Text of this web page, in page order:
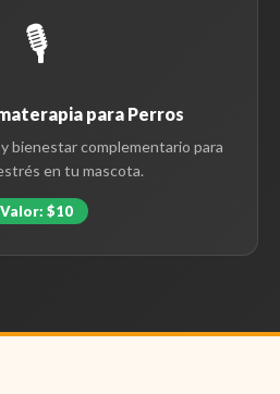
🎙️
para Perros
bienestar complementario para
en tu mascota.
Valor: $10